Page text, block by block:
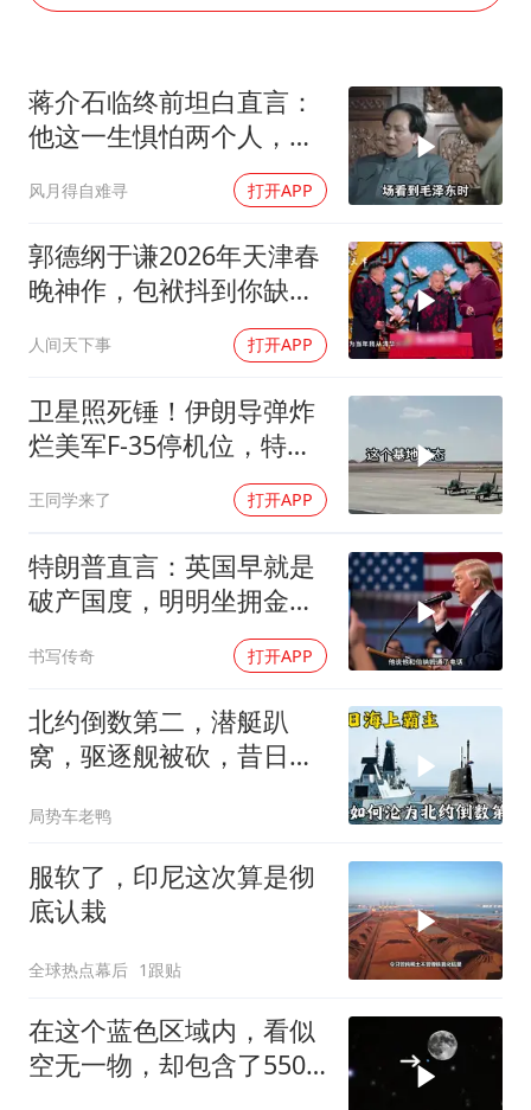
女主硬加吻戏短剧已下架
浙江台州《告全体市民书》
香港宏福苑火灾或由烟头引起
蒋介石临终前坦白直言：
他这一生惧怕两个人，却
风月得自难寻 打开APP
郭德纲于谦2026年天津春
晚神作，包袱抖到你缺氧
人间天下事 打开APP
卫星照死锤！伊朗导弹炸
烂美军F-35停机位，特朗
王同学来了 打开APP
特朗普直言：英国早就是
破产国度，明明坐拥金
山，却偏偏无动于衷
书写传奇 打开APP
北约倒数第二，潜艇趴
窝，驱逐舰被砍，昔日的
局势车老鸭
服软了，印尼这次算是彻
底认栽
全球热点幕后 1跟贴
在这个蓝色区域内，看似
空无一物，却包含了5500